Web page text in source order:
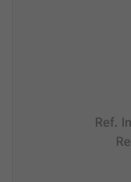
Ref.